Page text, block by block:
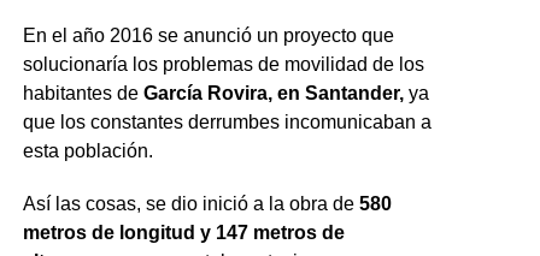
En el año 2016 se anunció un proyecto que
solucionaría los problemas de movilidad de los
habitantes de García Rovira, en Santander,ya
que los constantes derrumbes incomunicaban a
esta población.
Así las cosas, se dio inició a la obra de 580
metros de longitud y 147 metros de